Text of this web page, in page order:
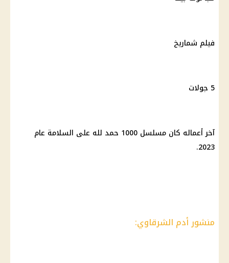
فيلم شماريخ
5 جولات
آخر أعماله كان مسلسل 1000 حمد لله على السلامة عام
2023.
منشور أدم الشرقاوي: